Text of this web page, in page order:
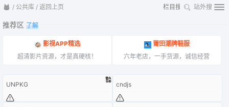
/ 公共库 / 返回上页 站外搜
推荐区 了解
影视APP精选
超清影片资源，才是真硬核！
莆田潮牌鞋服
六年老店，一手货源，诚信经营
UNPKG cndjs